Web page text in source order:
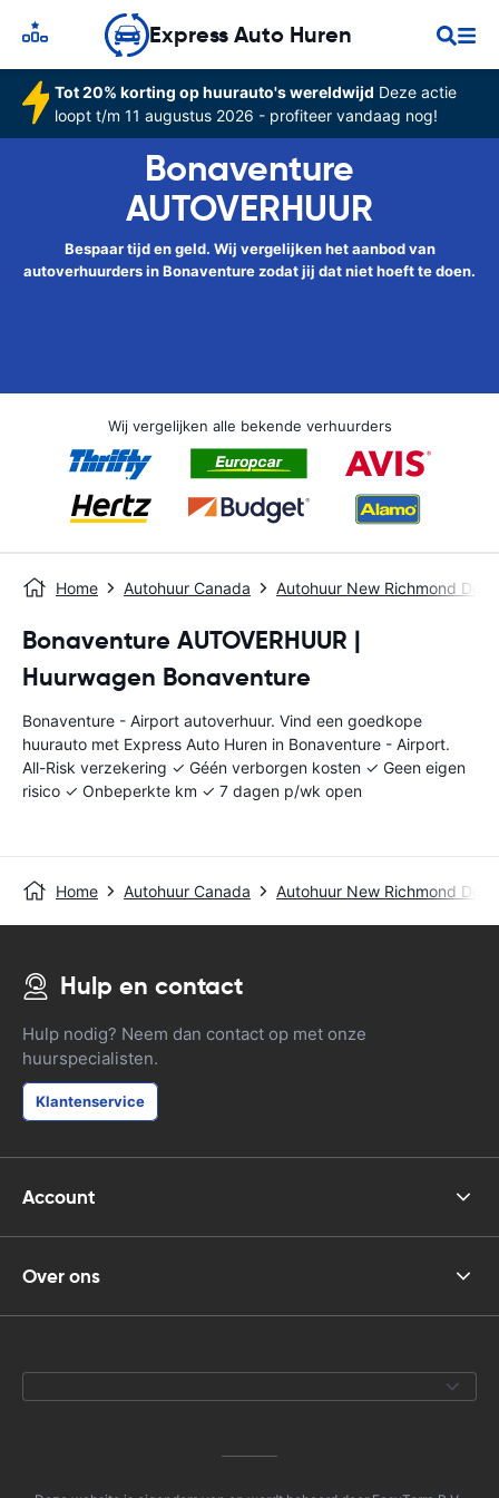
Express Auto Huren
Tot 20% korting op huurauto's wereldwijd Deze actie
loopt t/m 11 augustus 2026 - profiteer vandaag nog!
Bonaventure
AUTOVERHUUR
Bespaar tijd en geld. Wij vergelijken het aanbod van
autoverhuurders in Bonaventure zodat jij dat niet hoeft te doen.
Wij vergelijken alle bekende verhuurders
Home Autohuur Canada Autohuur New Richmond
Bonaventure AUTOVERHUUR |
Huurwagen Bonaventure
Bonaventure - Airport autoverhuur. Vind een goedkope
huurauto met Express Auto Huren in Bonaventure - Airport.
All-Risk verzekering ✓ Géén verborgen kosten ✓ Geen eigen
risico ✓ Onbeperkte km ✓ 7 dagen p/wk open
Home Autohuur Canada Autohuur New Richmond
Hulp en contact
Hulp nodig? Neem dan contact op met onze
huurspecialisten.
Klantenservice
Account
Over ons